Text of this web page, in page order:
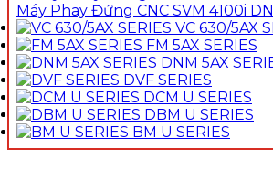
Máy Phay Đứng CNC SVM 4100i
VC 630/5AX
FM 5AX SERIES
DNM 5AX
DVF SERIES
DCM U SERIES
DBM U SERIES
BM U SERIES